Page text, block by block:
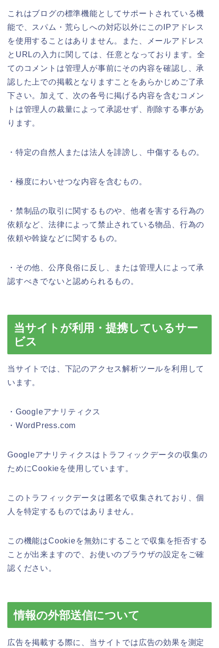
これはブログの標準機能としてサポートされている機
能で、スパム・荒らしへの対応以外にこのIPアドレス
を使用することはありません。また、メールアドレス
とURLの入力に関しては、任意となっております。全
てのコメントは管理人が事前にその内容を確認し、承
認した上での掲載となりますことをあらかじめご了承
下さい。加えて、次の各号に掲げる内容を含むコメン
トは管理人の裁量によって承認せず、削除する事があ
ります。
・特定の自然人または法人を誹謗し、中傷するもの。
・極度にわいせつな内容を含むもの。
・禁制品の取引に関するものや、他者を害する行為の
依頼など、法律によって禁止されている物品、行為の
依頼や斡旋などに関するもの。
・その他、公序良俗に反し、または管理人によって承
認すべきでないと認められるもの。
当サイトが利用・提携しているサー
ビス
当サイトでは、下記のアクセス解析ツールを利用して
います。
・Googleアナリティクス
・WordPress.com
Googleアナリティクスはトラフィックデータの収集の
ためにCookieを使用しています。
このトラフィックデータは匿名で収集されており、個
人を特定するものではありません。
この機能はCookieを無効にすることで収集を拒否する
ことが出来ますので、お使いのブラウザの設定をご確
認ください。
情報の外部送信について
広告を掲載する際に、当サイトでは広告の効果を測定